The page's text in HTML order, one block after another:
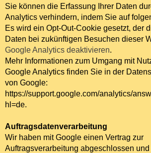
Sie können die Erfassung Ihrer Daten
Analytics verhindern, indem Sie auf
Es wird ein Opt-Out-Cookie gesetzt, der
Daten bei zukünftigen Besuchen dieser
Google Analytics deaktivieren.
Mehr Informationen zum Umgang mit
Google Analytics finden Sie in der
von Google:
https://support.google.com/analytics/
hl=de.
Auftragsdatenverarbeitung
Wir haben mit Google einen Vertrag zur
Auftragsverarbeitung abgeschlossen